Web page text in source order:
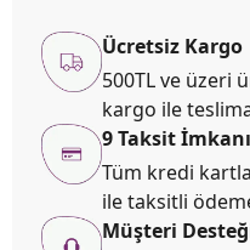
Ücretsiz Kargo
500TL ve üzeri
kargo ile
9 Taksit İmkanı
Tüm kredi
ile taksitli
Müşteri